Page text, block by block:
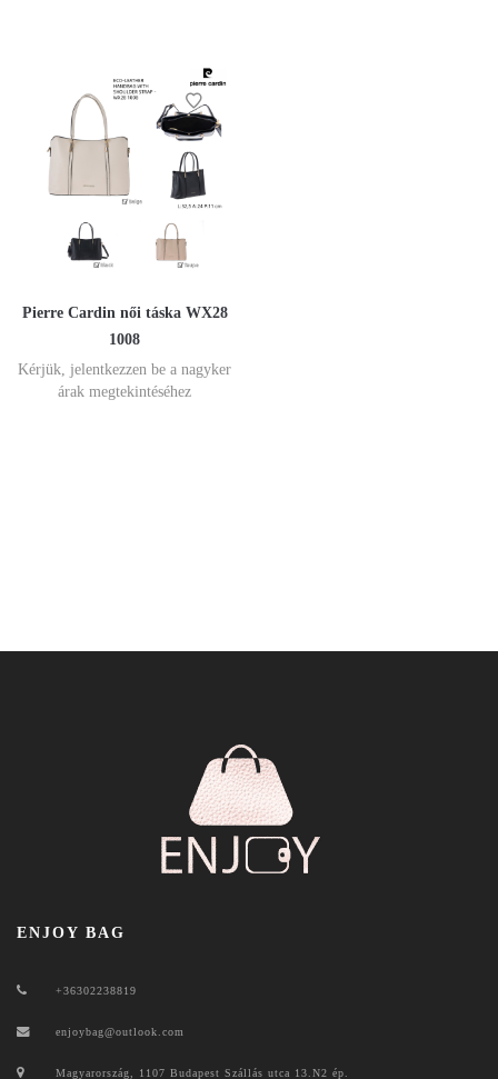
Pierre Cardin női táska WX28
1008
Kérjük, jelentkezzen be a nagyker
árak megtekintéséhez
ENJOY BAG
+36302238819
enjoybag@outlook.com
Magyarország, 1107 Budapest Szállás utca 13.N2 ép.